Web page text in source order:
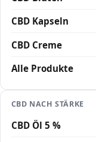
CBD Kapseln
CBD Creme
Alle Produkte
CBD NACH STÄRKE
CBD Öl 5 %